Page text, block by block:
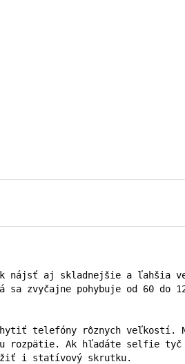
nájsť aj skladnejšie a ľahšia
zvyčajne pohybuje od 60 do
telefóny rôznych veľkostí.
rozpätie. Ak hľadáte selfie tyč
i statívový skrutku.